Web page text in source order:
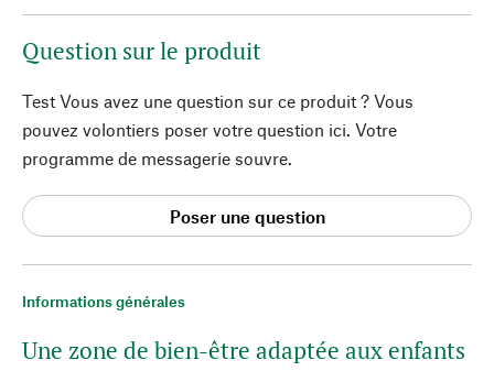
Informations générales
Une zone de bien-être adaptée aux enfants
Question sur le produit
Test Vous avez une question sur ce produit ? Vous
pouvez volontiers poser votre question ici. Votre
programme de messagerie souvre.
Poser une question